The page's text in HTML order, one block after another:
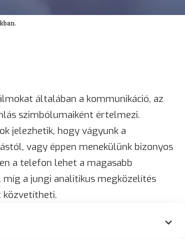
általában a kommunikáció, az
szimbólumaiként értelmezi.
jelezhetik, hogy vágyunk a
vagy éppen menekülünk bizonyos
a telefon lehet a magasabb
a jungi analitikus megközelítés